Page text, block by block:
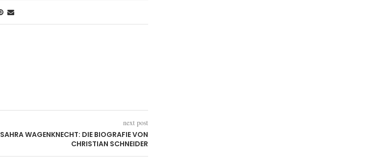
next post
SAHRA WAGENKNECHT: DIE BIOGRAFIE VON
CHRISTIAN SCHNEIDER